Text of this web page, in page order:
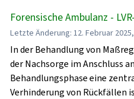
Forensische Ambulanz -
Letzte Änderung: 12. Februar
In der Behandlung von
der Nachsorge im Anschluss
Behandlungsphase eine
Verhinderung von Rückfällen